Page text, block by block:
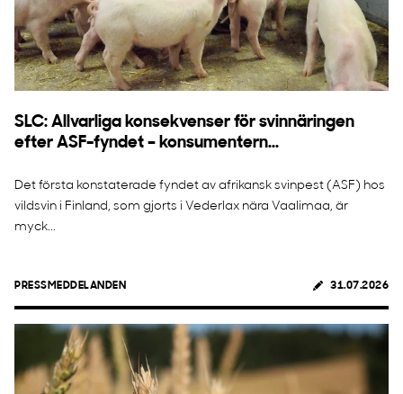
SLC: Allvarliga konsekvenser för svinnäringen
efter ASF-fyndet – konsumentern...
Det första konstaterade fyndet av afrikansk svinpest (ASF) hos
vildsvin i Finland, som gjorts i Vederlax nära Vaalimaa, är
myck...
PRESSMEDDELANDEN 31.07.2026